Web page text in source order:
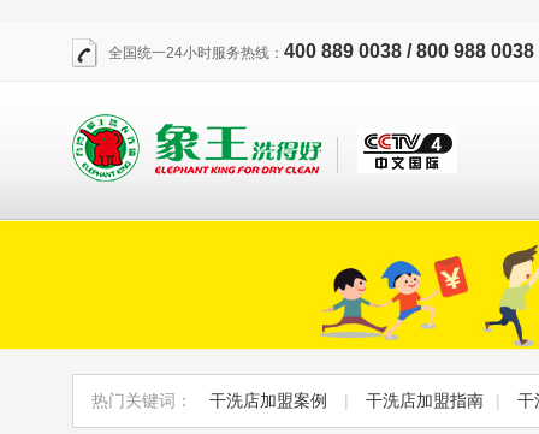
全国统一24小时服务热线： 400 889 0038 / 800 988 0038
热门关键词： 干洗店加盟案例 | 干洗店加盟指南 | 干